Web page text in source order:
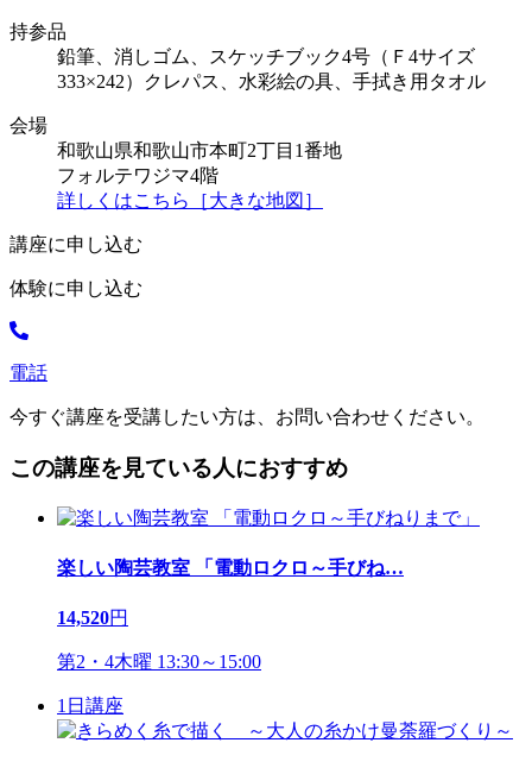
持参品
鉛筆、消しゴム、スケッチブック4号（Ｆ4サイズ
333×242）クレパス、水彩絵の具、手拭き用タオル
会場
和歌山県和歌山市本町2丁目1番地
フォルテワジマ4階
詳しくはこちら［大きな地図］
講座に申し込む
体験に申し込む
電話
今すぐ講座を受講したい方は、お問い合わせください。
この講座を見ている人におすすめ
楽しい陶芸教室 「電動ロクロ～手びね…
14,520円
第2・4木曜 13:30～15:00
1日講座